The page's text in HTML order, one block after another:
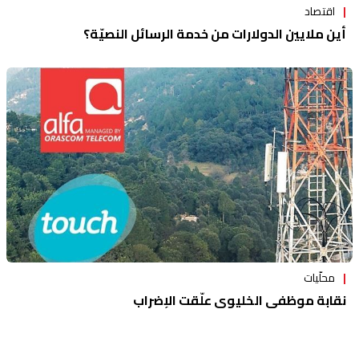
اقتصاد
أين ملايين الدولارات من خدمة الرسائل النصيّة؟
محلّيات
نقابة موظفي الخليوي علّقت الإضراب